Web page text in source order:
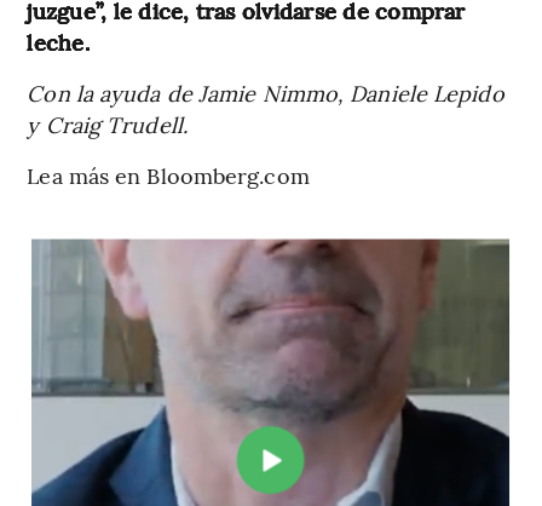
juzgue”, le dice, tras olvidarse de comprar
leche.
Con la ayuda de Jamie Nimmo, Daniele Lepido
y Craig Trudell.
Lea más en Bloomberg.com